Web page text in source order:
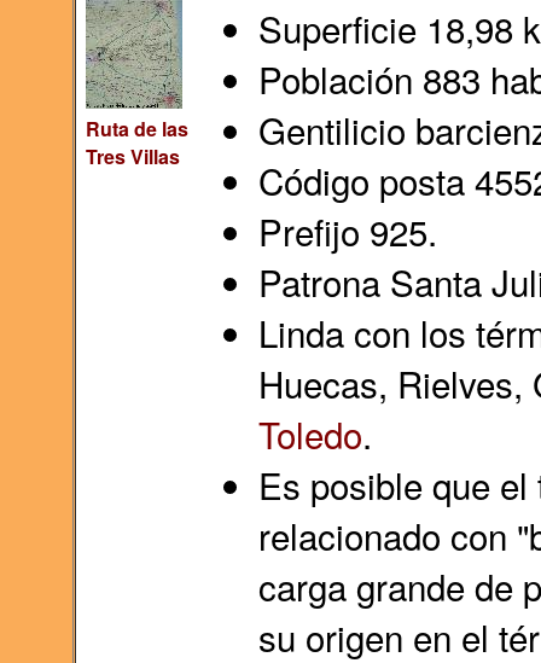
Ruta de las
Tres Villas
Superficie 18,98
Población 883
Gentilicio
Código posta
Prefijo 925.
Patrona Santa
Linda con los
Huecas, Rielves,
Toledo.
Es posible que
relacionado con
carga grande de
su origen en el